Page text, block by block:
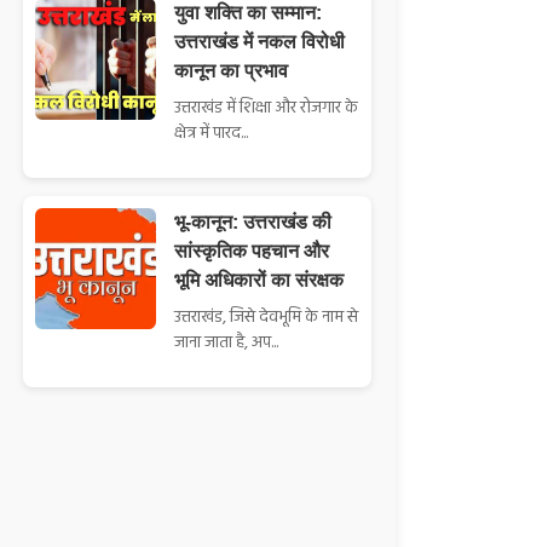
युवा शक्ति का सम्मान:
उत्तराखंड में नकल विरोधी
कानून का प्रभाव
उत्तराखंड में शिक्षा और रोजगार के
क्षेत्र में पारद...
भू-कानून: उत्तराखंड की
सांस्कृतिक पहचान और
भूमि अधिकारों का संरक्षक
उत्तराखंड, जिसे देवभूमि के नाम से
जाना जाता है, अप...